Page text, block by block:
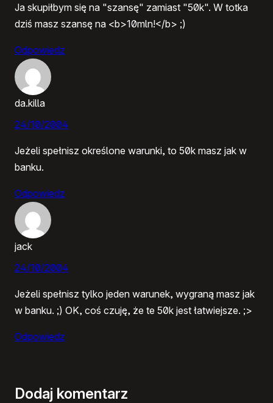
Ja skupiłbym się na "szansę" zamiast "50k". W totka
dziś masz szansę na <b>10mln!</b> ;)
Odpowiedz
da.killa
24/10/2004
Jeżeli spełnisz określone warunki, to 50k masz jak w
banku.
Odpowiedz
jack
24/10/2004
Jeżeli spełnisz tylko jeden warunek, wygraną masz jak
w banku. ;) OK, coś czuję, że te 50k jest łatwiejsze. ;>
Odpowiedz
Dodaj komentarz